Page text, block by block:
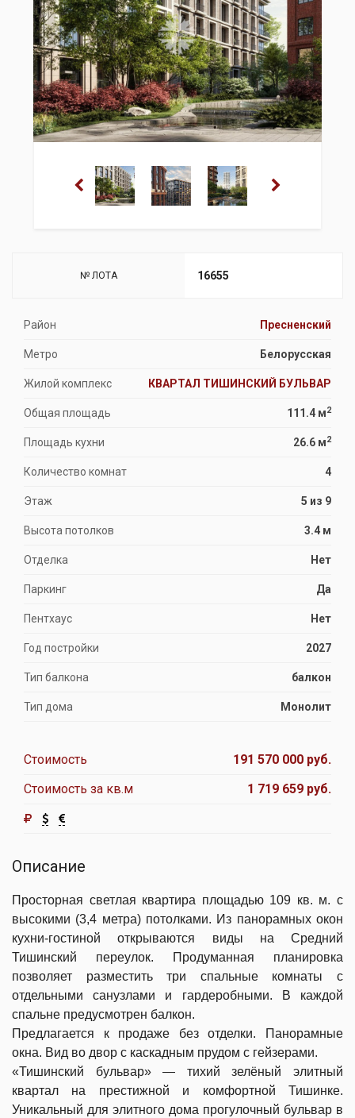
№ ЛОТА 16655
Район Пресненский
Метро Белорусская
Жилой комплекс КВАРТАЛ ТИШИНСКИЙ БУЛЬВАР
Общая площадь 111.4 м2
Площадь кухни 26.6 м2
Количество комнат 4
Этаж 5 из 9
Высота потолков 3.4 м
Отделка Нет
Паркинг Да
Пентхаус Нет
Год постройки 2027
Тип балкона балкон
Тип дома Монолит
Стоимость
191 570 000 руб.
Стоимость за кв.м
1 719 659 руб.
Описание
Просторная светлая квартира площадью 109 кв. м. с
высокими (3,4 метра) потолками. Из панорамных окон
кухни-гостиной открываются виды на Средний
Тишинский переулок. Продуманная планировка
позволяет разместить три спальные комнаты с
отдельными санузлами и гардеробными. В каждой
спальне предусмотрен балкон.
Предлагается к продаже без отделки. Панорамные
окна. Вид во двор с каскадным прудом с гейзерами.
«Тишинский бульвар» — тихий зелёный элитный
квартал на престижной и комфортной Тишинке.
Уникальный для элитного дома прогулочный бульвар в